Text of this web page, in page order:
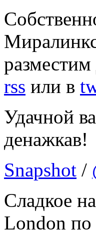
rss или в
Удачной
денажкав!
Snapshot /
Сладкое
London по